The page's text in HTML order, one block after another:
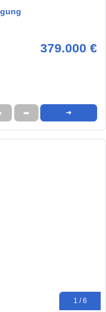
379.000 €
➦ ➜
1 / 6